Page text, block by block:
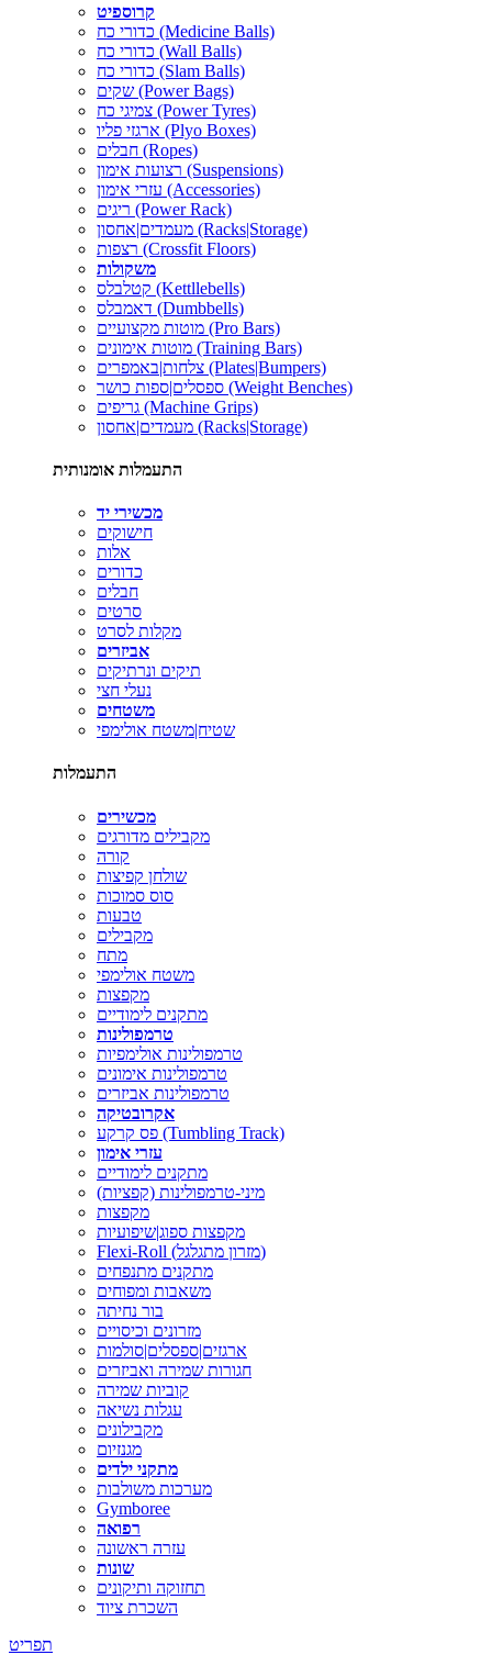
קרוספיט
כדורי כח (Medicine Balls)
כדורי כח (Wall Balls)
כדורי כח (Slam Balls)
שקים (Power Bags)
צמיגי כח (Power Tyres)
ארגזי פליו (Plyo Boxes)
חבלים (Ropes)
רצועות אימון (Suspensions)
עזרי אימון (Accessories)
ריגים (Power Rack)
מעמדים|אחסון (Racks|Storage)
רצפות (Crossfit Floors)
משקולות
קטלבלס (Kettllebells)
דאמבלס (Dumbbells)
מוטות מקצועיים (Pro Bars)
מוטות אימונים (Training Bars)
צלחות|באמפרים (Plates|Bumpers)
ספסלים|ספות כושר (Weight Benches)
גריפים (Machine Grips)
מעמדים|אחסון (Racks|Storage)
התעמלות אומנותית
מכשירי יד
חישוקים
אלות
כדורים
חבלים
סרטים
מקלות לסרט
אביזרים
תיקים ונרתיקים
נעלי חצי
משטחים
שטיח|משטח אולימפי
התעמלות
מכשירים
מקבילים מדורגים
קורה
שולחן קפיצות
סוס סמוכות
טבעות
מקבילים
מתח
משטח אולימפי
מקפצות
מתקנים לימודיים
טרמפולינות
טרמפולינות אולימפיות
טרמפולינות אימונים
טרמפולינות אביזרים
אקרובטיקה
פס קרקע (Tumbling Track)
עזרי אימון
מתקנים לימודיים
מיני-טרמפולינות (קפציות)
מקפצות
מקפצות ספוג|שיפועיות
Flexi-Roll (מזרון מתגלגל)
מתקנים מתנפחים
משאבות ומפוחים
בור נחיתה
מזרונים וכיסויים
ארגזים|ספסלים|סולמות
חגורות שמירה ואביזרים
קוביות שמירה
עגלות נשיאה
מקבילונים
מגנזיום
מתקני ילדים
מערכות משולבות
Gymboree
רפואה
עזרה ראשונה
שונות
תחזוקה ותיקונים
השכרת ציוד
תפריט